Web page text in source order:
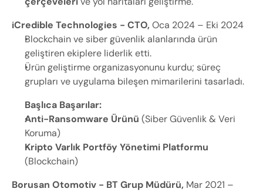
iCredible Technologies - CTO, Oca 2024 – Eki 2024
Blockchain ve siber güvenlik alanlarında ürün
geliştiren ekiplere liderlik etti.
Ürün geliştirme organizasyonunu kurdu; süreç
grupları ve uygulama bileşen mimarilerini tasarladı.
Başlıca Başarılar:
Anti-Ransomware Ürünü (Siber Güvenlik & Veri
Koruma)
Kripto Varlık Portföy Yönetimi Platformu
(Blockchain)
Borusan Otomotiv - BT Grup Müdürü, Mar 2021 –